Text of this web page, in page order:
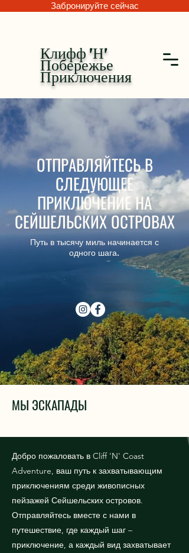
Забронируйте сейчас
Клифф 'Н'
Побережье
Приключения
ОТПРАВЛЯЙТЕСЬ В
СЛЕДУЮЩЕЕ
ПРИКЛЮЧЕНИЕ НА
СЕЙШЕЛЬСКИХ ОСТРОВАХ
Путь в тысячу миль начинается с
одного шага.
МЫ ЭСКАПАДЫ
Добро пожаловать в Cliff 'N' Coast
Adventure, ваш путь к захватывающим
приключениям среди живописных
пейзажей Сейшельских островов.
Отправляйтесь вместе с нами в
путешествие, где каждый шаг –
приключение, а каждый вид захватывает